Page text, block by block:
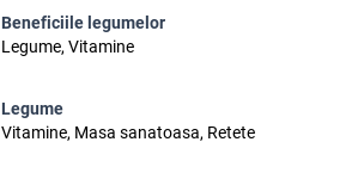
Beneficiile legumelor
Legume, Vitamine
Legume
Vitamine, Masa sanatoasa, Retete